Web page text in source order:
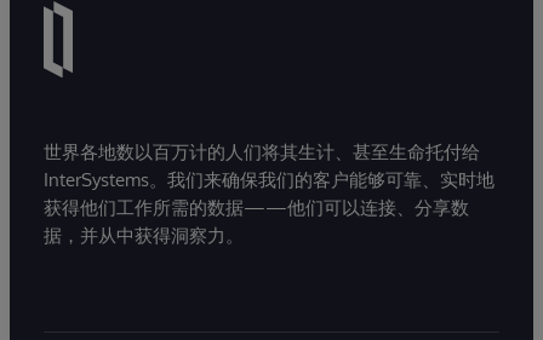
世界各地数以百万计的人们将其生计、甚至生命托付给
InterSystems。我们来确保我们的客户能够可靠、实时地
获得他们工作所需的数据——他们可以连接、分享数
据，并从中获得洞察力。